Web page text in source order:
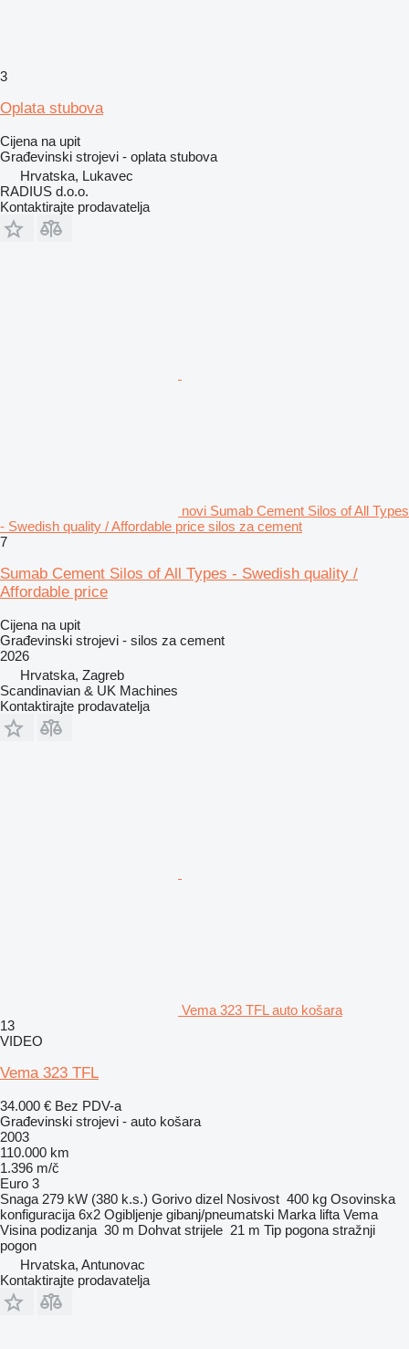
3
Oplata stubova
Cijena na upit
Građevinski strojevi - oplata stubova
Hrvatska, Lukavec
RADIUS d.o.o.
Kontaktirajte prodavatelja
novi Sumab Cement Silos of All Types
- Swedish quality / Affordable price silos za cement
7
Sumab Cement Silos of All Types - Swedish quality /
Affordable price
Cijena na upit
Građevinski strojevi - silos za cement
2026
Hrvatska, Zagreb
Scandinavian & UK Machines
Kontaktirajte prodavatelja
Vema 323 TFL auto košara
13
VIDEO
Vema 323 TFL
34.000 € Bez PDV-a
Građevinski strojevi - auto košara
2003
110.000 km
1.396 m/č
Euro 3
Snaga 279 kW (380 k.s.) Gorivo dizel Nosivost 400 kg Osovinska
konfiguracija 6x2 Ogibljenje gibanj/pneumatski Marka lifta Vema
Visina podizanja 30 m Dohvat strijele 21 m Tip pogona stražnji
pogon
Hrvatska, Antunovac
Kontaktirajte prodavatelja